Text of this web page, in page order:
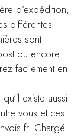
d’expédition,
différentes
sont
ou encore
facilement en
existe aussi
vous et ces
Chargé